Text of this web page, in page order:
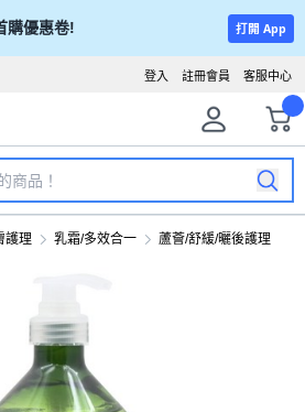
購優惠卷! 打開 App
客服中心
註冊會員
登入
護理 乳霜/多效合一 蘆薈/舒緩/曬後護理